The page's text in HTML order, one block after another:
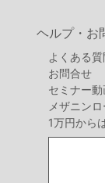
ヘルプ・お
よくある質
お問合せ
セミナー動
メザニン
1万円から